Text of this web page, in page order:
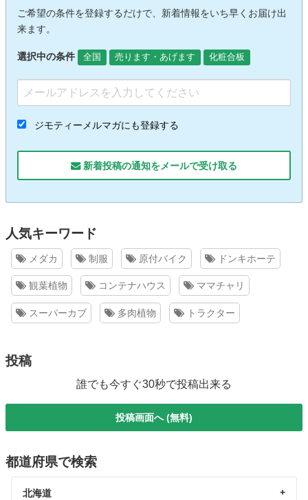
ご希望の条件を登録するだけで、新着情報をいち早くお届け出
来ます。
選択中の条件 全国 売ります・あげます 化粧合板
ジモティーメルマガにも登録する
新着投稿の通知をメールで受け取る
人気キーワード
メダカ 制服 原付バイク ドンキホーテ
観葉植物 コンテナハウス ママチャリ
スーパーカブ 多肉植物 トラクター
投稿
誰でも今すぐ30秒で投稿出来る
投稿画面へ (無料)
都道府県で検索
北海道